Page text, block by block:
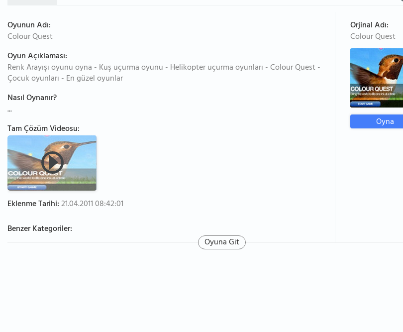
Oyunun Adı:
Colour Quest
Oyun Açıklaması:
Renk Arayışı oyunu oyna - Kuş uçurma oyunu - Helikopter uçurma oyunları - Colour Quest -
Çocuk oyunları - En güzel oyunlar
Nasıl Oynanır?
...
Tam Çözüm Videosu:
Eklenme Tarihi:21.04.2011 08:42:01
Benzer Kategoriler:
Orjinal Adı:
Colour Quest
Oyna
Oyuna Git